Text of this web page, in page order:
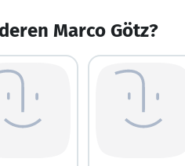
Marco Götz?